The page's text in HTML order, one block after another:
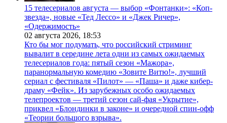
15 телесериалов августа — выбор «Фонтанки»: «Коп-
звезда», новые «Тед Лессо» и «Джек Ричер»,
«Одержимость»
02 августа 2026, 18:53
Кто бы мог подумать, что российский стриминг
вывалит в середине лета одни из самых ожидаемых
телесериалов года: пятый сезон «Мажора»,
паранормальную комедию «Зовите Витю!», лучший
сериал с фестиваля «Пилот» — «Паша» и даже кибер-
драму «Фейк». Из зарубежных особо ожидаемых
телепроектов — третий сезон сай-фая «Укрытие»,
приквел «Блондинки в законе» и очередной спин-офф
«Теории большого взрыва».